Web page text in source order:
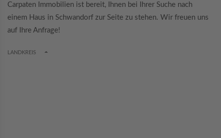
Carpaten Immobilien ist bereit, Ihnen bei Ihrer Suche nach
einem Haus in Schwandorf zur Seite zu stehen. Wir freuen uns
auf Ihre Anfrage!
LANDKREIS TOGGLE DROPDOWN